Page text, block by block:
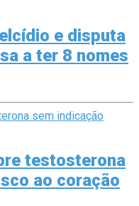
e disputa
a ter 8 nomes
testosterona
ao coração